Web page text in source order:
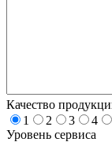
Качество
1
2 3 4
Уровень сервиса